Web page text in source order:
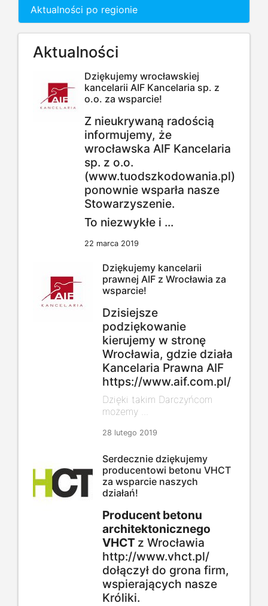
Aktualności po regionie
Aktualności
Dziękujemy wrocławskiej
kancelarii AIF Kancelaria sp. z
o.o. za wsparcie!
Z nieukrywaną radością
informujemy, że
wrocławska AIF Kancelaria
sp. z o.o.
(www.tuodszkodowania.pl)
ponownie wsparła nasze
Stowarzyszenie.
To niezwykłe i ...
22 marca 2019
Dziękujemy kancelarii
prawnej AIF z Wrocławia za
wsparcie!
Dzisiejsze
podziękowanie
kierujemy w stronę
Wrocławia, gdzie działa
Kancelaria Prawna AIF
https://www.aif.com.pl/
Dzięki takim Darczyńcom
możemy ...
28 lutego 2019
Serdecznie dziękujemy
producentowi betonu VHCT
za wsparcie naszych
działań!
Producent betonu
architektonicznego
VHCT z Wrocławia
http://www.vhct.pl/
dołączył do grona firm,
wspierających nasze
Króliki.